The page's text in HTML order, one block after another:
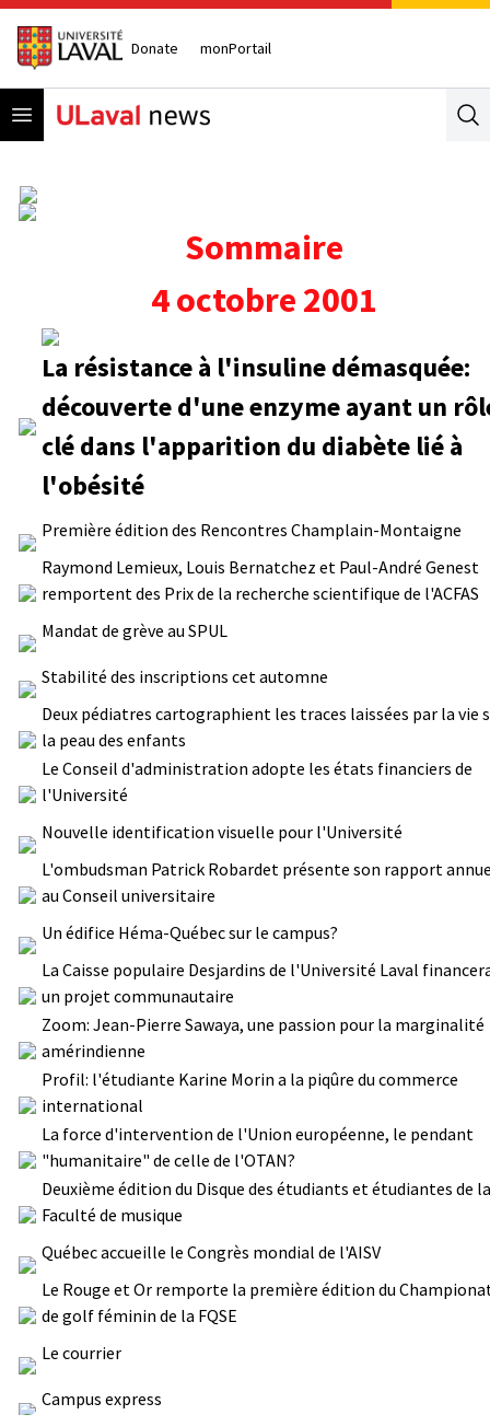
Donate monPortail
Open menu
Sommaire
4 octobre 2001
La résistance à l'insuline démasquée:
découverte d'une enzyme ayant un
clé dans l'apparition du diabète lié à
l'obésité
Première édition des Rencontres Champlain-Montaigne
Raymond Lemieux, Louis Bernatchez et Paul-André Genest
remportent des Prix de la recherche scientifique de l'ACFAS
Mandat de grève au SPUL
Stabilité des inscriptions cet automne
Deux pédiatres cartographient les traces laissées par la vie
la peau des enfants
Le Conseil d'administration adopte les états financiers de
l'Université
Nouvelle identification visuelle pour l'Université
L'ombudsman Patrick Robardet présente son rapport
au Conseil universitaire
Un édifice Héma-Québec sur le campus?
La Caisse populaire Desjardins de l'Université Laval
un projet communautaire
Zoom: Jean-Pierre Sawaya, une passion pour la marginalité
amérindienne
Profil: l'étudiante Karine Morin a la piqûre du commerce
international
La force d'intervention de l'Union européenne, le pendant
"humanitaire" de celle de l'OTAN?
Deuxième édition du Disque des étudiants et étudiantes de la
Faculté de musique
Québec accueille le Congrès mondial de l'AISV
Le Rouge et Or remporte la première édition du
de golf féminin de la FQSE
Le courrier
Campus express